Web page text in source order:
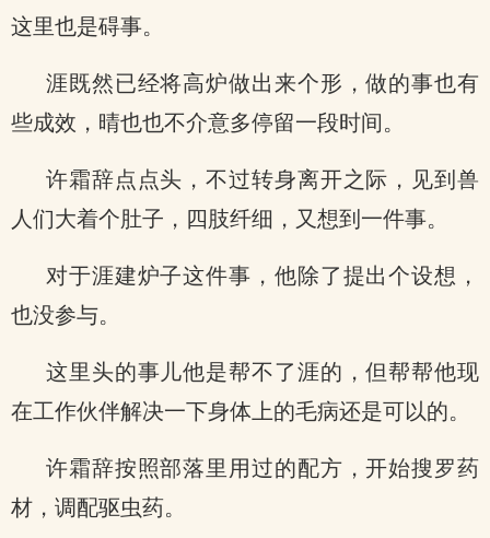
这里也是碍事。
涯既然已经将高炉做出来个形，做的事也有
些成效，晴也也不介意多停留一段时间。
许霜辞点点头，不过转身离开之际，见到兽
人们大着个肚子，四肢纤细，又想到一件事。
对于涯建炉子这件事，他除了提出个设想，
也没参与。
这里头的事儿他是帮不了涯的，但帮帮他现
在工作伙伴解决一下身体上的毛病还是可以的。
许霜辞按照部落里用过的配方，开始搜罗药
材，调配驱虫药。